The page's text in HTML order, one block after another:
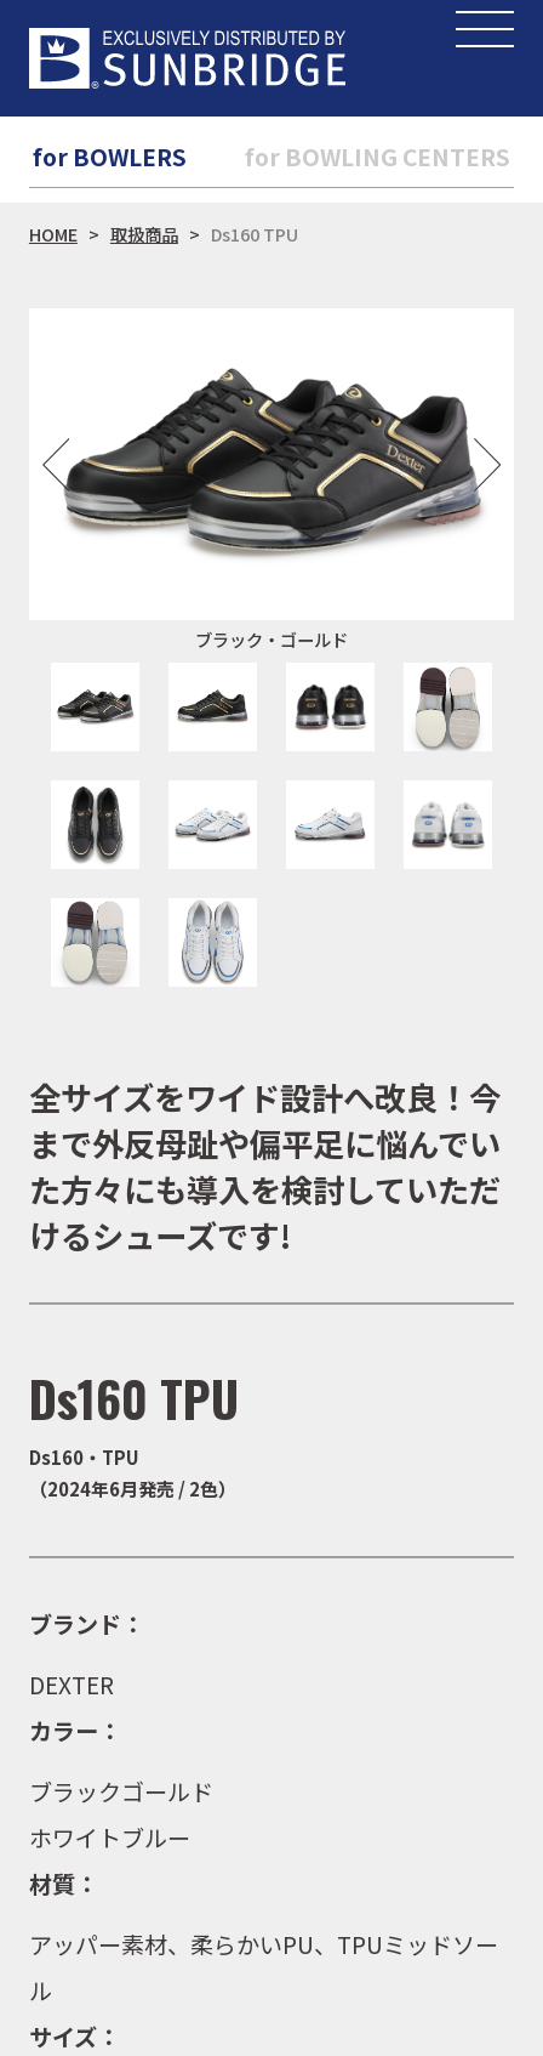
for BOWLERS for BOWLING CENTERS
HOME 取扱商品 Ds160 TPU
ブラック・ゴールド
全サイズをワイド設計へ改良！今
まで外反母趾や偏平足に悩んでい
た方々にも導入を検討していただ
けるシューズです!
Ds160 TPU
Ds160・TPU
（2024年6月発売 / 2色）
ブランド：
DEXTER
カラー：
ブラックゴールド
ホワイトブルー
材質：
アッパー素材、柔らかいPU、TPUミッドソー
ル
サイズ：